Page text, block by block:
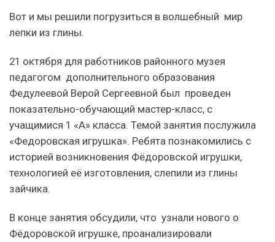
Вот и мы решили погрузиться в волшебный мир
лепки из глины.
21 октября для работников районного музея
педагогом дополнительного образования
Федулеевой Верой Сергеевной был проведен
показательно-обучающий мастер-класс, с
учащимися 1 «А» класса. Темой занятия послужила
«Федоровская игрушка». Ребята познакомились с
историей возникновения Фёдоровской игрушки,
технологией её изготовления, слепили из глины
зайчика.
В конце занятия обсудили, что узнали нового о
Фёдоровской игрушке, проанализировали